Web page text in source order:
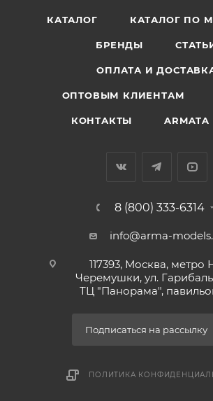
КАТАЛОГ КАТАЛОГ ПО
БРЕНДЫ
ОПЛАТА И
ОПТОВЫМ КЛИЕНТАМ
КОНТАКТЫ ARMATA
8 (800) 333-6314
info@arma-
117393, Москва, метро
Черемушки, ул.
ТЦ "Панорама",
Подписаться на рассылку
ПОЛИТИКА